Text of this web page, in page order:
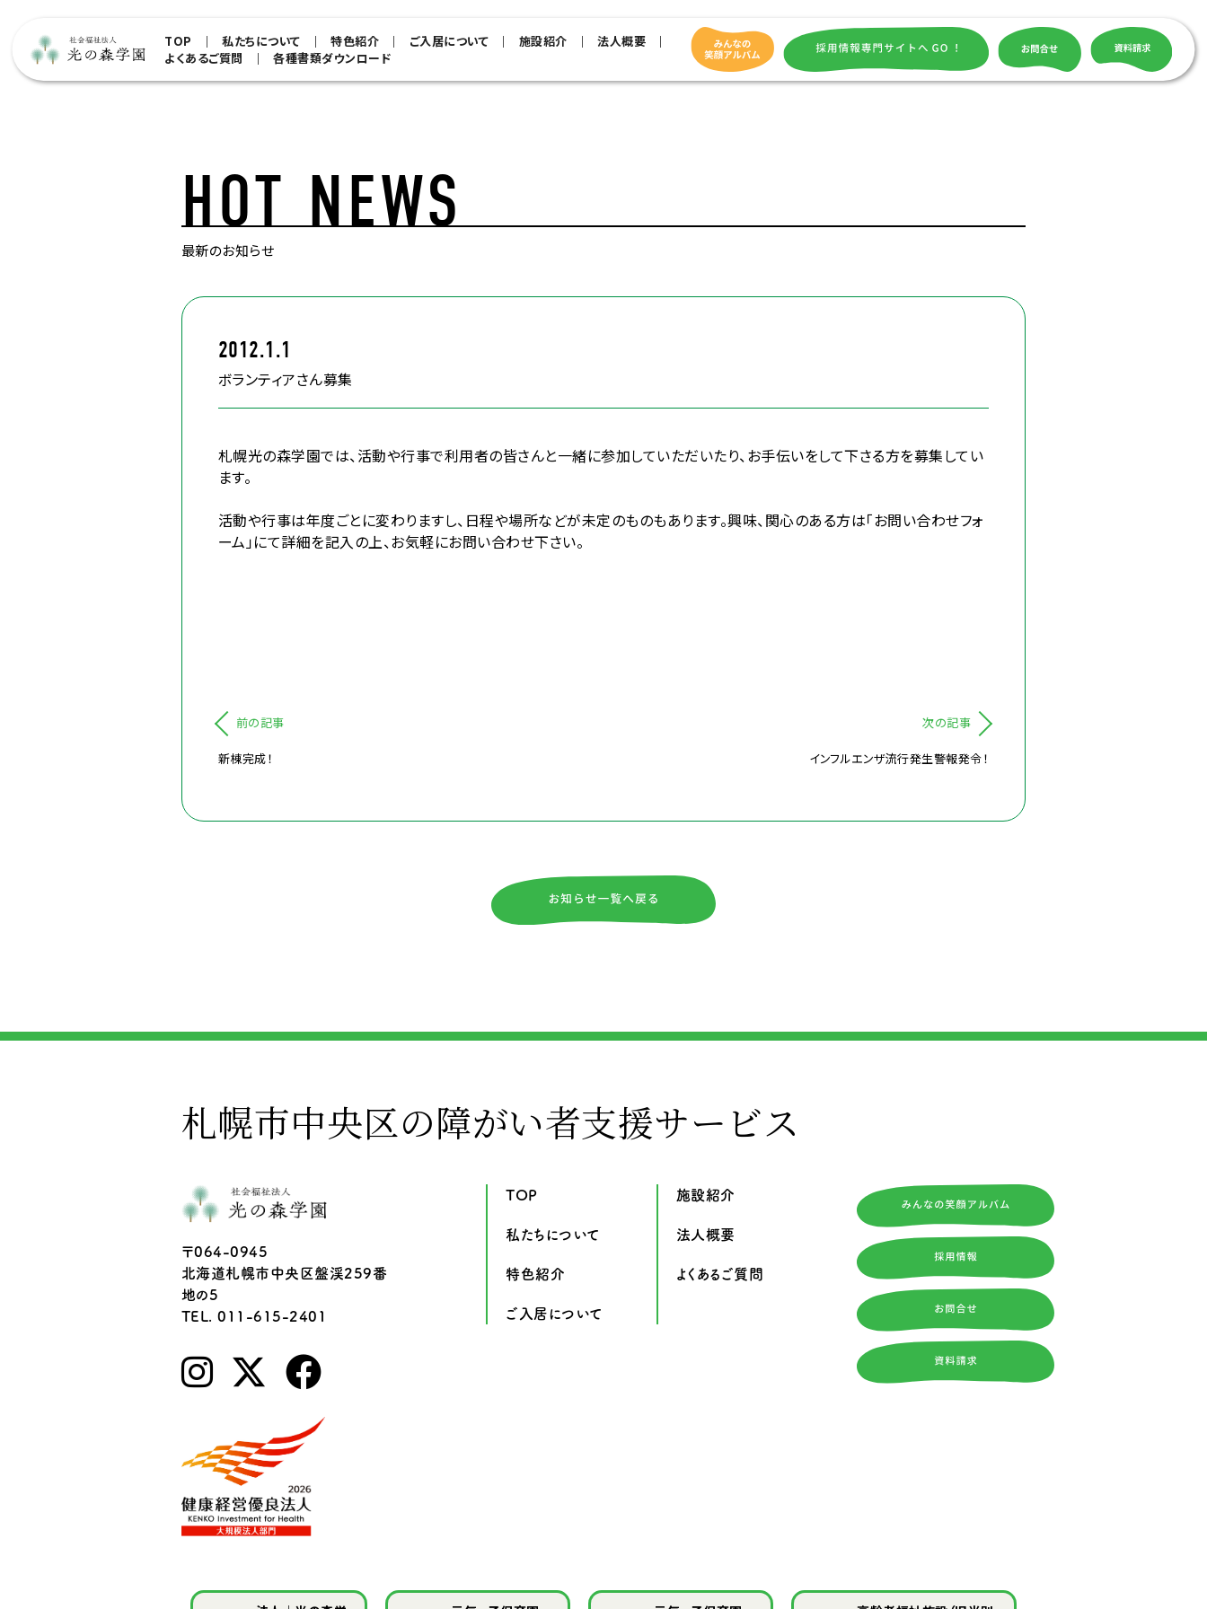
TOP 私たちについて 特色紹介 ご入居について 施設紹介
法人概要
よくあるご質問
各種書類ダウンロード
HOT NEWS
最新のお知らせ
2012.1.1
ボランティアさん募集
札幌光の森学園では、活動や行事で利用者の皆さんと一緒に参加していただいたり、お手伝いをして下さる方を募集してい
ます。
活動や行事は年度ごとに変わりますし、日程や場所などが未定のものもあります。興味、関心のある方は「お問い合わせフォ
ーム」にて詳細を記入の上、お気軽にお問い合わせ下さい。
前の記事
新棟完成！
次の記事
インフルエンザ流行発生警報発令！
札幌市中央区の障がい者支援サービス
〒064-0945
北海道札幌市中央区盤渓259番
地の5
TEL. 011-615-2401
TOP
私たちについて
特色紹介
ご入居について
施設紹介
法人概要
よくあるご質問